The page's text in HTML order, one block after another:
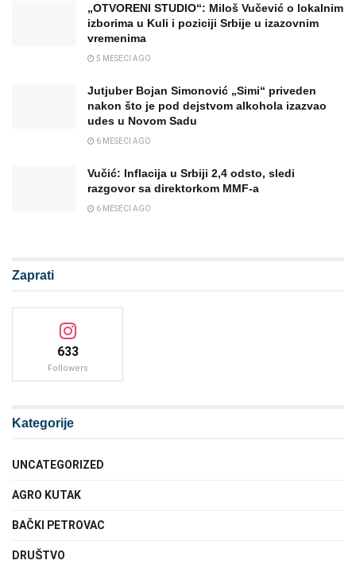
„OTVORENI STUDIO“: Miloš Vučević o lokalnim
izborima u Kuli i poziciji Srbije u izazovnim
vremenima
5 MESECI AGO
Jutjuber Bojan Simonović „Simi“ priveden
nakon što je pod dejstvom alkohola izazvao
udes u Novom Sadu
6 MESECI AGO
Vučić: Inflacija u Srbiji 2,4 odsto, sledi
razgovor sa direktorkom MMF-a
6 MESECI AGO
Zaprati
633
Followers
Kategorije
UNCATEGORIZED
AGRO KUTAK
BAČKI PETROVAC
DRUŠTVO